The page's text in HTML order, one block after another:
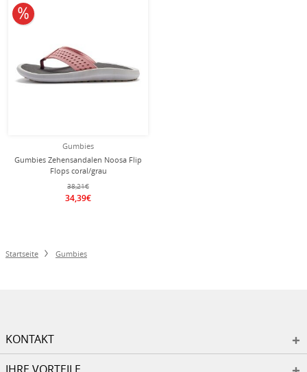
Gumbies
Gumbies Zehensandalen Noosa Flip
Flops coral/grau
38,21€
34,39€
10% reduziert
Startseite Gumbies
KONTAKT